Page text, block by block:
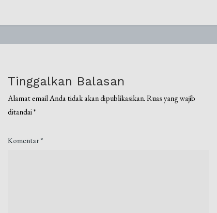
Tinggalkan Balasan
Alamat email Anda tidak akan dipublikasikan. Ruas yang wajib
ditandai*
Komentar*